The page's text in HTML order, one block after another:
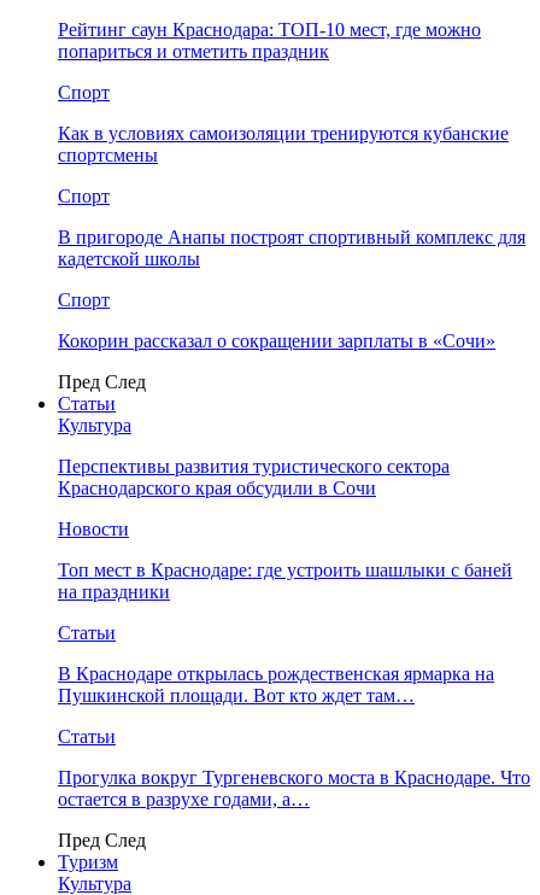
Рейтинг саун Краснодара: ТОП-10 мест, где можно
попариться и отметить праздник
Спорт
Как в условиях самоизоляции тренируются кубанские
спортсмены
Спорт
В пригороде Анапы построят спортивный комплекс для
кадетской школы
Спорт
Кокорин рассказал о сокращении зарплаты в «Сочи»
Пред След
Статьи
Культура
Перспективы развития туристического сектора
Краснодарского края обсудили в Сочи
Новости
Топ мест в Краснодаре: где устроить шашлыки с баней
на праздники
Статьи
В Краснодаре открылась рождественская ярмарка на
Пушкинской площади. Вот кто ждет там…
Статьи
Прогулка вокруг Тургеневского моста в Краснодаре. Что
остается в разрухе годами, а…
Пред След
Туризм
Культура